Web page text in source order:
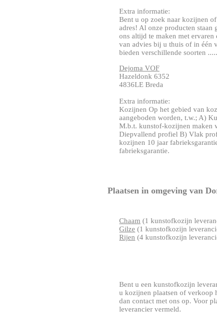
Extra informatie:
Bent u op zoek naar kozijnen
adres! Al onze producten
ons altijd te maken met
van advies bij u thuis of in één
bieden verschillende soorten
Dejoma VOF
Hazeldonk 6352
4836LE Breda
Extra informatie:
Kozijnen Op het gebied van
aangeboden worden, t.w.; A)
M.b.t. kunstof-kozijnen maken
Diepvallend profiel B) Vlak
kozijnen 10 jaar
fabrieksgarantie.
Plaatsen in omgeving van
Chaam (1 kunstofkozijn
Gilze (1 kunstofkozijn
Rijen (4 kunstofkozijn
Bent u een kunstofkozijn
u kozijnen plaatsen of verkoop
dan contact met ons op. Voor
leverancier vermeld.